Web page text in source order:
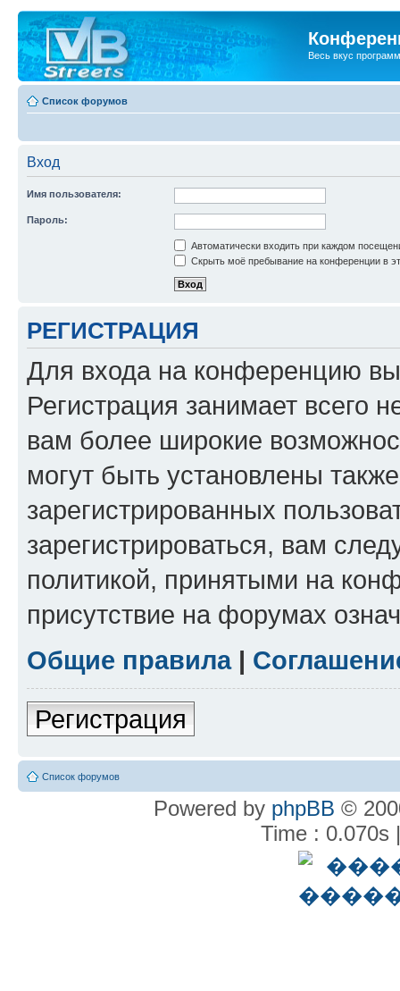
Весь вкус
Список форумов
Вход
Имя пользователя:
Пароль:
Автоматически входить при каждом
Скрыть моё пребывание на конференции в
РЕГИСТРАЦИЯ
Для входа на конференцию
Регистрация занимает всего
вам более широкие
могут быть установлены
зарегистрированных
зарегистрироваться, вам
политикой, принятыми на
присутствие на форумах
Общие правила|
Регистрация
Список форумов
Powered by phpBB ©
Time : 0.070s